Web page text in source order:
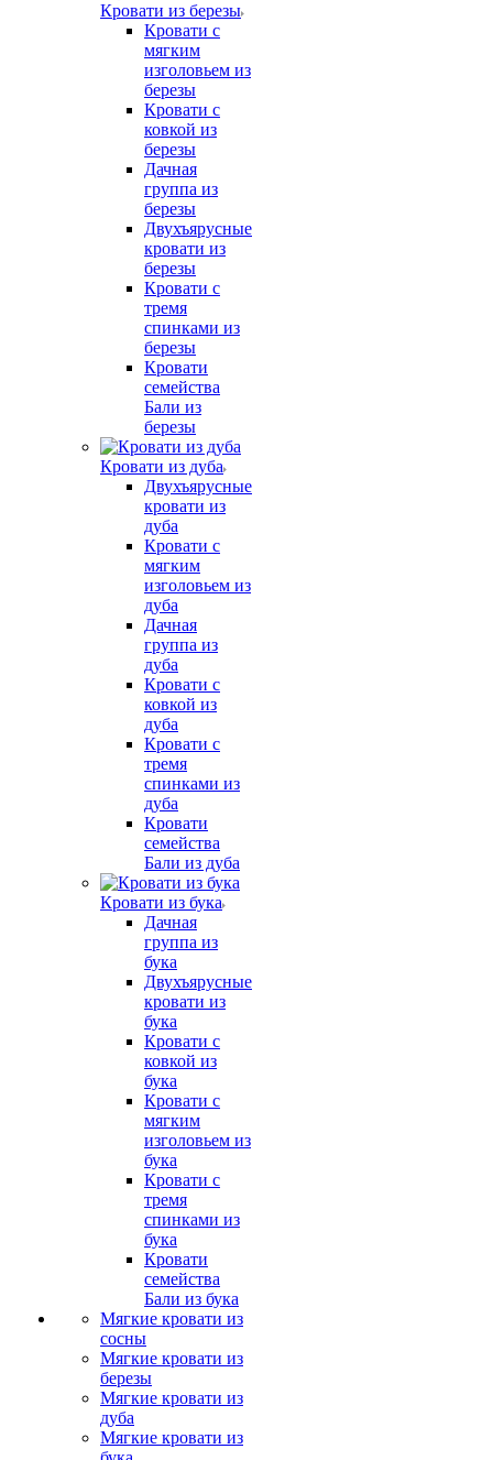
Кровати из березы
Кровати с
мягким
изголовьем из
березы
Кровати с
ковкой из
березы
Дачная
группа из
березы
Двухъярусные
кровати из
березы
Кровати с
тремя
спинками из
березы
Кровати
семейства
Бали из
березы
Кровати из дуба
Двухъярусные
кровати из
дуба
Кровати с
мягким
изголовьем из
дуба
Дачная
группа из
дуба
Кровати с
ковкой из
дуба
Кровати с
тремя
спинками из
дуба
Кровати
семейства
Бали из дуба
Кровати из бука
Дачная
группа из
бука
Двухъярусные
кровати из
бука
Кровати с
ковкой из
бука
Кровати с
мягким
изголовьем из
бука
Кровати с
тремя
спинками из
бука
Кровати
семейства
Бали из бука
Мягкие кровати из
сосны
Мягкие кровати из
березы
Мягкие кровати из
дуба
Мягкие кровати из